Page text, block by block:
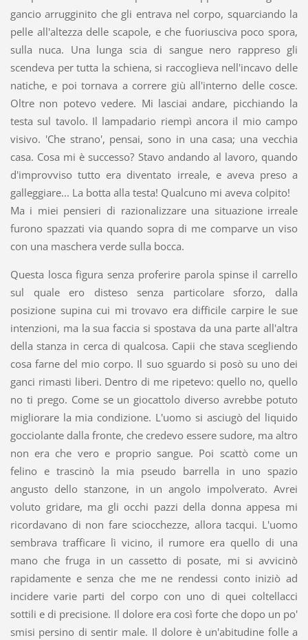
gancio arrugginito che gli entrava nel corpo, squarciando la
pelle all'altezza delle scapole, e che fuoriusciva poco spora,
sulla nuca. Una lunga scia di sangue nero rappreso gli
scendeva per tutta la schiena, si raccoglieva nell'incavo delle
natiche, e poi tornava a correre giù all'interno delle cosce.
Oltre non potevo vedere. Mi lasciai andare, picchiando la
testa sul tavolo. Il lampadario riempì ancora il mio campo
visivo. 'Che strano', pensai, sono in una casa; una vecchia
casa. Cosa mi è successo? Stavo andando al lavoro, quando
d'improvviso tutto era diventato irreale, e aveva preso a
galleggiare... La botta alla testa! Qualcuno mi aveva colpito!
Ma i miei pensieri di razionalizzare una situazione irreale
furono spazzati via quando sopra di me comparve un viso
con una maschera verde sulla bocca.
Questa losca figura senza proferire parola spinse il carrello
sul quale ero disteso senza particolare sforzo, dalla
posizione supina cui mi trovavo era difficile carpire le sue
intenzioni, ma la sua faccia si spostava da una parte all'altra
della stanza in cerca di qualcosa. Capii che stava scegliendo
cosa farne del mio corpo. Il suo sguardo si posò su uno dei
ganci rimasti liberi. Dentro di me ripetevo: quello no, quello
no ti prego. Come se un giocattolo diverso avrebbe potuto
migliorare la mia condizione. L'uomo si asciugò del liquido
gocciolante dalla fronte, che credevo essere sudore, ma altro
non era che vero e proprio sangue. Poi scattò come un
felino e trascinò la mia pseudo barrella in uno spazio
angusto dello stanzone, in un angolo impolverato. Avrei
voluto gridare, ma gli occhi pazzi della donna appesa mi
ricordavano di non fare sciocchezze, allora tacqui. L'uomo
sembrava trafficare lì vicino, il rumore era quello di una
mano che fruga in un cassetto di posate, mi si avvicinò
rapidamente e senza che me ne rendessi conto iniziò ad
incidere varie parti del corpo con uno di quei coltellacci
sottili e di precisione. Il dolore era così forte che dopo un po'
smisi persino di sentir male. Il dolore è un'abitudine folle a